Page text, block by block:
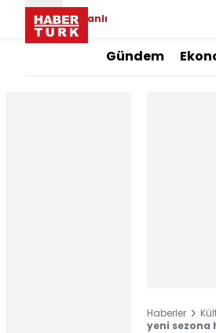
Canlı
Gündem
Haberler
yeni sezona